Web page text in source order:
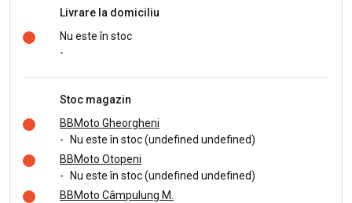
Livrare la domiciliu
Nu este în stoc
-
Stoc magazin
BBMoto Gheorgheni
-
Nu este în stoc (undefined undefined)
BBMoto Otopeni
-
Nu este în stoc (undefined undefined)
BBMoto Câmpulung M.